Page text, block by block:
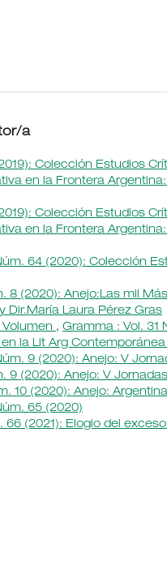
a
Colección Estudios
en la Frontera
Colección Estudios
en la Frontera
64 (2020): Colección
8 (2020): Anejo:Las mil
Dir.María Laura Pérez Gras
, Gramma : Vol. 31
la Lit Arg
9 (2020): Anejo: V
9 (2020): Anejo: V
10 (2020): Anejo:
65 (2020)
66 (2021): Elogio del